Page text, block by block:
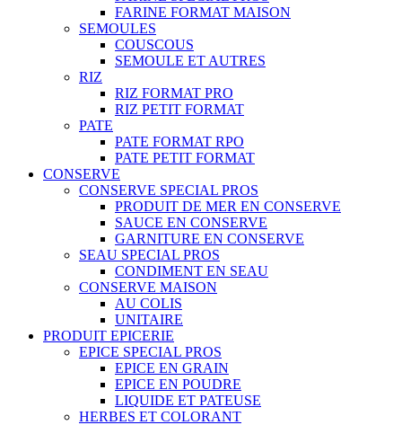
FARINE FORMAT MAISON
SEMOULES
COUSCOUS
SEMOULE ET AUTRES
RIZ
RIZ FORMAT PRO
RIZ PETIT FORMAT
PATE
PATE FORMAT RPO
PATE PETIT FORMAT
CONSERVE
CONSERVE SPECIAL PROS
PRODUIT DE MER EN CONSERVE
SAUCE EN CONSERVE
GARNITURE EN CONSERVE
SEAU SPECIAL PROS
CONDIMENT EN SEAU
CONSERVE MAISON
AU COLIS
UNITAIRE
PRODUIT EPICERIE
EPICE SPECIAL PROS
EPICE EN GRAIN
EPICE EN POUDRE
LIQUIDE ET PATEUSE
HERBES ET COLORANT